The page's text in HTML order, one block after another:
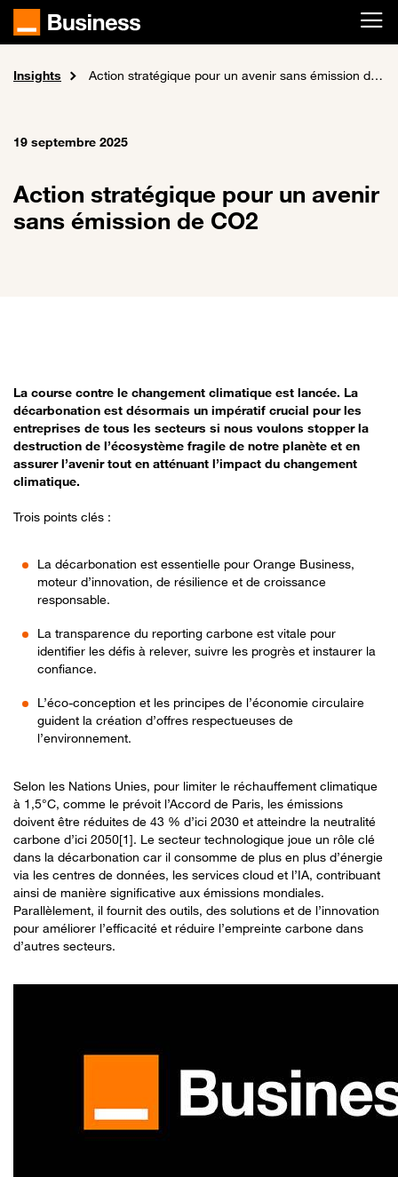
Passer au contenu principal
Accueil
Insights Action stratégique pour un avenir sans émission de CO2
19 septembre 2025
Action stratégique pour un avenir
sans émission de CO2
La course contre le changement climatique est lancée. La
décarbonation est désormais un impératif crucial pour les
entreprises de tous les secteurs si nous voulons stopper la
destruction de l’écosystème fragile de notre planète et en
assurer l’avenir tout en atténuant l’impact du changement
climatique.
Trois points clés :
La décarbonation est essentielle pour Orange Business,
moteur d’innovation, de résilience et de croissance
responsable.
La transparence du reporting carbone est vitale pour
identifier les défis à relever, suivre les progrès et instaurer la
confiance.
L’éco-conception et les principes de l’économie circulaire
guident la création d’offres respectueuses de
l’environnement.
Selon les Nations Unies, pour limiter le réchauffement climatique
à 1,5°C, comme le prévoit l’Accord de Paris, les émissions
doivent être réduites de 43 % d’ici 2030 et atteindre la neutralité
carbone d’ici 2050[1]. Le secteur technologique joue un rôle clé
dans la décarbonation car il consomme de plus en plus d’énergie
via les centres de données, les services cloud et l’IA, contribuant
ainsi de manière significative aux émissions mondiales.
Parallèlement, il fournit des outils, des solutions et de l’innovation
pour améliorer l’efficacité et réduire l’empreinte carbone dans
d’autres secteurs.